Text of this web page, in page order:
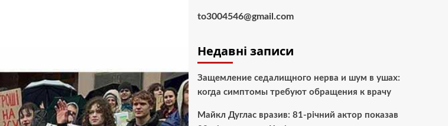
to3004546@gmail.com
Недавні записи
Защемление седалищного нерва и шум в ушах:
когда симптомы требуют обращения к врачу
Майкл Дуглас вразив: 81-річний актор показав